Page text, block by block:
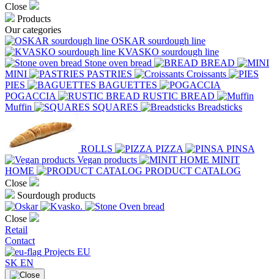
Close
Products
Our categories
OSKAR sourdough line
KVASKO sourdough line
Stone oven bread
BREAD
MINI
PASTRIES
Croissants
PIES
BAGUETTES
POGACCIA
RUSTIC BREAD
Muffin
SQUARES Breadsticks
ROLLS PIZZA
PINSA
Vegan products
MINIT
HOME
PRODUCT CATALOG
Close
Sourdough products
Close
Retail
Contact
Projects EU
SK EN